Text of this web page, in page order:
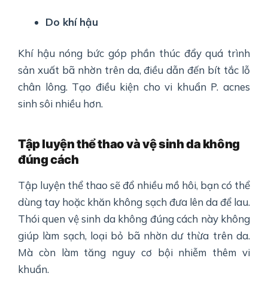
Do khí hậu
Khí hậu nóng bức góp phần thúc đẩy quá trình
sản xuất bã nhờn trên da, điều dẫn đến bít tắc lỗ
chân lông. Tạo điều kiện cho vi khuẩn P. acnes
sinh sôi nhiều hơn.
Tập luyện thể thao và vệ sinh da không
đúng cách
Tập luyện thể thao sẽ đổ nhiều mồ hôi, bạn có thể
dùng tay hoặc khăn không sạch đưa lên da để lau.
Thói quen vệ sinh da không đúng cách này không
giúp làm sạch, loại bỏ bã nhờn dư thừa trên da.
Mà còn làm tăng nguy cơ bội nhiễm thêm vi
khuẩn.